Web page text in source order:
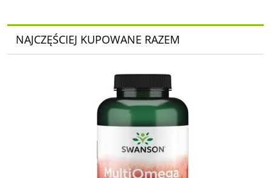
NAJCZĘŚCIEJ KUPOWANE RAZEM